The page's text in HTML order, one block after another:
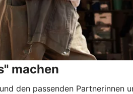
machen
den passenden Partnerinnen